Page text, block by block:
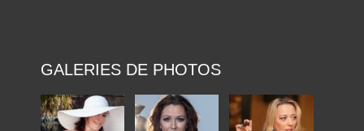
GALERIES DE PHOTOS